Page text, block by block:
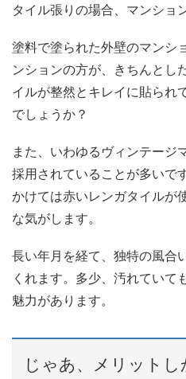
タイル張りの場合、マンショ
塗料で塗られた外壁のマンシ
ンションの方が、きちんとし
イルが整然とキレイに貼られ
でしょうか？
また、いわゆるヴィンテージ
採用されていることが多いで
かけては赤いレンガタイルが
な気がします。
長い年月を経て、独特の風合
くれます。多少、汚れていて
魅力があります。
じゃあ、メリットし